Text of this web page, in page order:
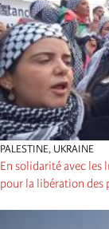
PALESTINE, UKRAINE
En solidarité avec les
pour la libération des